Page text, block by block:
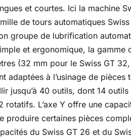
et courtes. Ici la machine
de tours automatiques
groupe de lubrification
et ergonomique, la
(32 mm pour le Swiss GT
adaptées à l’usinage de
jusqu’à 40 outils, dont 14
rotatifs. L’axe Y offre une
certaines pièces
du Swiss GT 26 et du